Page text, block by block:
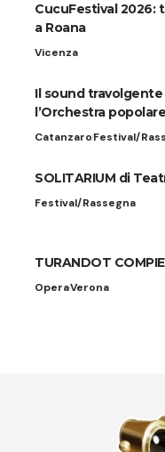
CucuFestival 2026:
a Roana
Vicenza
Il sound travolgente
l’Orchestra
CatanzaroFestival/
SOLITARIUM di
Festival/Rassegna
TURANDOT COMPIE
OperaVerona